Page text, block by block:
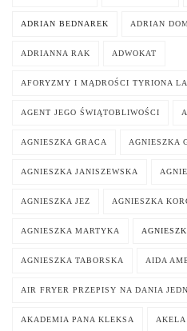
ADRIAN BEDNAREK ADRIAN
ADRIANNA RAK ADWOKAT
AFORYZMY I MĄDROŚCI TYRIONA
AGENT JEGO ŚWIĄTOBLIWOŚCI
AGNIESZKA GRACA AGNIESZKA
AGNIESZKA JANISZEWSKA
AGNIESZKA JEZ AGNIESZKA
AGNIESZKA MARTYKA
AGNIESZKA TABORSKA AIDA
AIR FRYER PRZEPISY NA DANIA
AKADEMIA PANA KLEKSA AKELA